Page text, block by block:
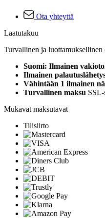
Ota yhteyttä
Laatutakuu
Turvallinen ja luottamuksellinen
Suomi: Ilmainen
Ilmainen
Vähintään 1 ilmainen
Turvallinen maksu
Mukavat maksutavat
Tilisiirto